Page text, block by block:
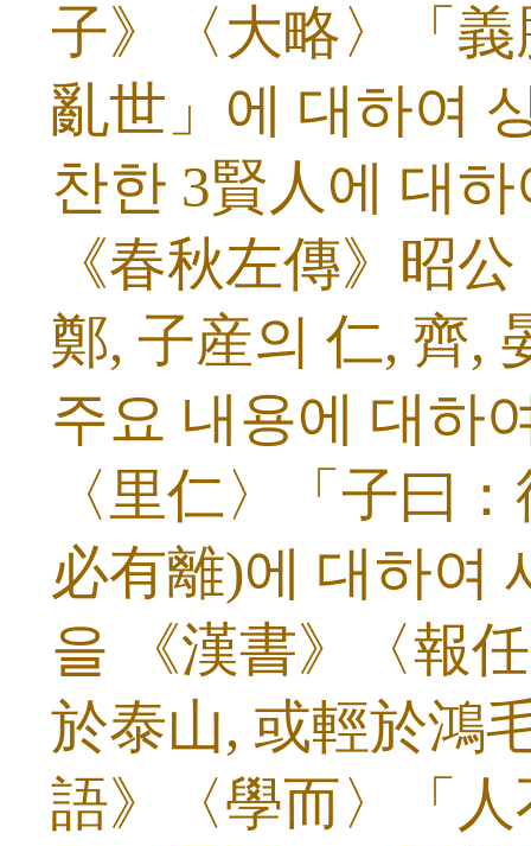
子》〈大略〉「
亂世」에 대하여
찬한 3賢人에 대
《春秋左傳》昭
鄭, 子産의 仁, 齊,
주요 내용에 대하
〈里仁〉「子曰
必有離)에 대하여
을 《漢書》〈報
於泰山, 或輕於鴻
語》〈學而〉「